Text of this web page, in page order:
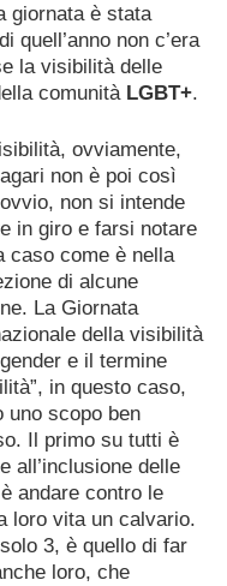
giornata è stata
quell’anno non c’era
la visibilità delle
comunità LGBT+.
ovviamente,
non è poi così
non si intende
in giro e farsi notare
caso come è nella
di alcune
La Giornata
della visibilità
e il termine
in questo caso,
uno scopo ben
Il primo su tutti è
all’inclusione delle
è andare contro le
loro vita un calvario.
3, è quello di far
loro, che